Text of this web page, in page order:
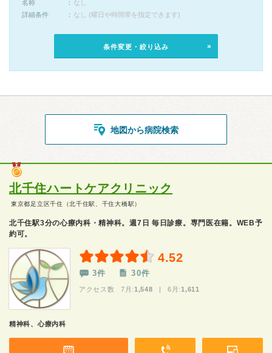
名称
なし
詳細条件
なし (曜日や時間帯を指定できます)
条件変更・絞り込み
地図から病院検索
北千住ハートケアクリニック
東京都足立区千住（北千住駅、千住大橋駅）
北千住駅3分の心療内科・精神科。週7日 毎日診療。専門医在籍。WEB予
約可。
4.52
3件 30件
アクセス数 7月: 1,548 | 6月: 1,611
精神科、心療内科